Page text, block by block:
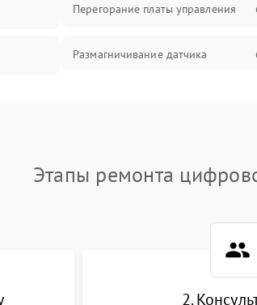
Перегорание платы управления
Размагничивание датчика
Этапы ремонта
2.